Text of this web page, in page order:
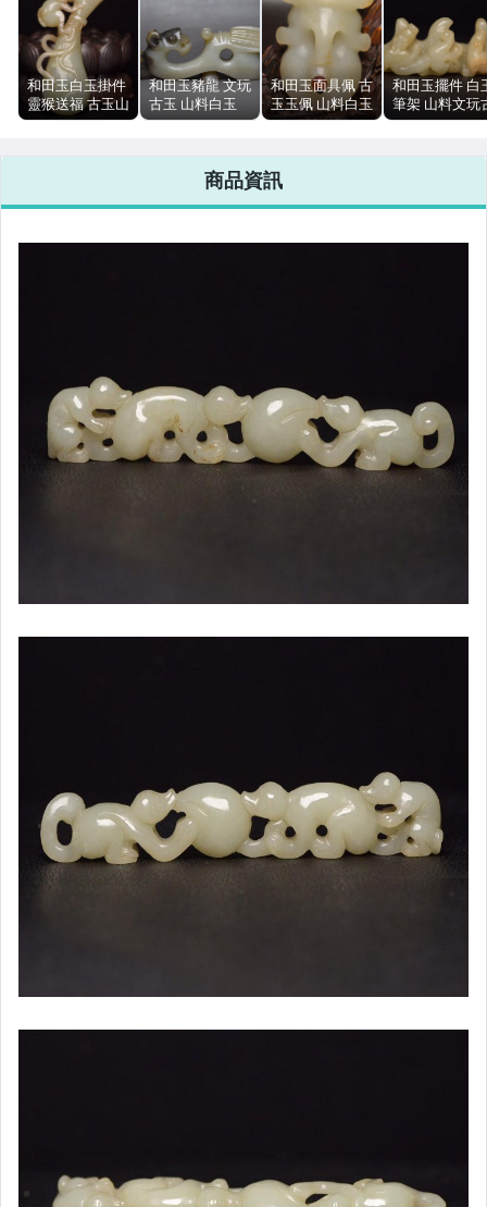
和田玉白玉掛件
靈猴送福 古玉山
料 8.3cm 68g
和田玉豬龍 文玩
古玉 山料白玉
玉器 77g 9cm
和田玉面具佩 古
玉玉佩 山料白玉
7.1x5cm 112g
和田玉擺件 白
筆架 山料文玩
玉 玉石 88g
商品資訊